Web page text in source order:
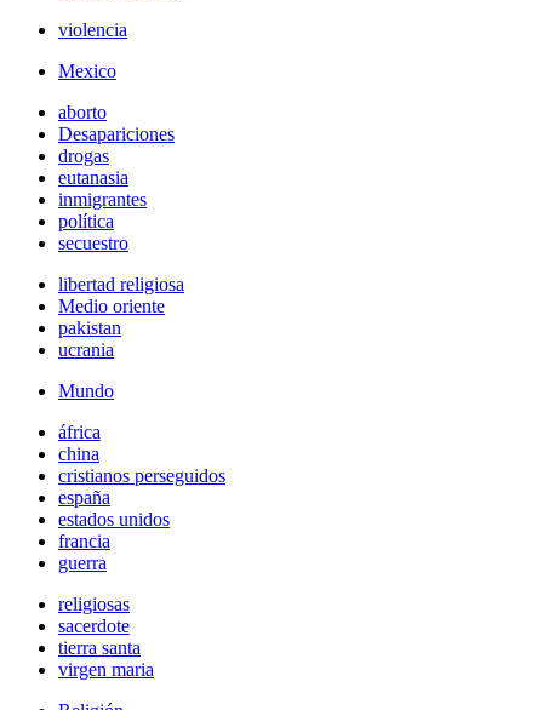
violencia
Mexico
aborto
Desapariciones
drogas
eutanasia
inmigrantes
política
secuestro
libertad religiosa
Medio oriente
pakistan
ucrania
Mundo
áfrica
china
cristianos perseguidos
españa
estados unidos
francia
guerra
religiosas
sacerdote
tierra santa
virgen maria